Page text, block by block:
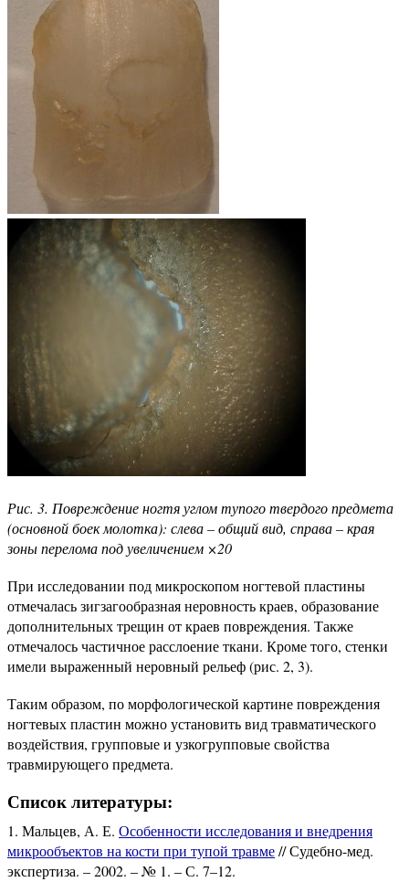
Рис. 3. Повреждение ногтя углом тупого твердого предмета
(основной боек молотка): слева – общий вид, справа – края
зоны перелома под увеличением ×20
При исследовании под микроскопом ногтевой пластины
отмечалась зигзагообразная неровность краев, образование
дополнительных трещин от краев повреждения. Также
отмечалось частичное расслоение ткани. Кроме того, стенки
имели выраженный неровный рельеф (рис. 2, 3).
Таким образом, по морфологической картине повреждения
ногтевых пластин можно установить вид травматического
воздействия, групповые и узкогрупповые свойства
травмирующего предмета.
Список литературы:
Мальцев, А. Е. Особенности исследования и внедрения
микрообъектов на кости при тупой травме// Судебно-мед.
экспертиза. – 2002. – № 1. – С. 7–12.